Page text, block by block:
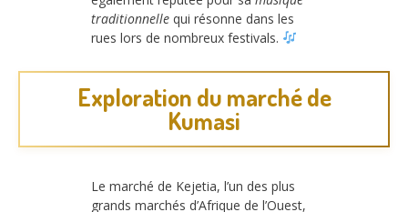
traditionnelle qui résonne dans les
rues lors de nombreux festivals.
Exploration du marché de
Kumasi
Le marché de Kejetia, l’un des plus
grands marchés d’Afrique de l’Ouest,